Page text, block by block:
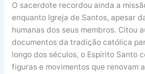
O sacerdote recordou ainda a
enquanto Igreja de Santos, apesar
humanas dos seus membros. Citou
documentos da tradição católica
longo dos séculos, o Espírito Santo
figuras e movimentos que renovam